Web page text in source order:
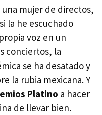
una mujer de directos,
la he escuchado
voz en un
conciertos, la
se ha desatado y
la rubia mexicana. Y
Platino a hacer
de llevar bien.